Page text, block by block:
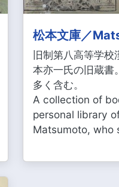
松本文庫／
旧制第八高等学
本亦一氏の旧蔵書
多く含む。
A collection of
personal library
Matsumoto, who